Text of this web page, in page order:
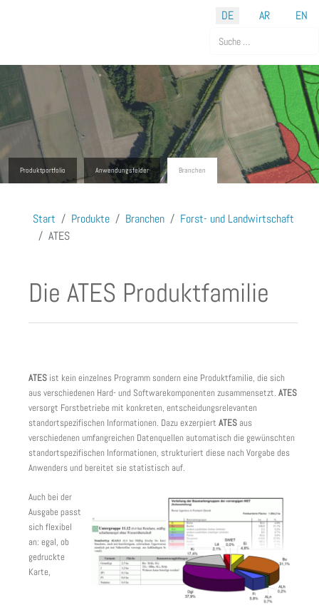
DE AR
EN
Produktportfolio Anwendungsfelder Branchen
Start Produkte Branchen
Forst- und Landwirtschaft
ATES
Die ATES Produktfamilie
ATES ist kein einzelnes Programm sondern eine Produktfamilie, die sich
aus verschiedenen Hard- und Softwarekomponenten zusammensetzt. ATES
versorgt Forstbetriebe mit konkreten, entscheidungsrelevanten
standortspezifischen Informationen. Dazu exzerpiert ATESaus
verschiedenen umfangreichen Datenquellen automatisch die gewünschten
standortspezifischen Informationen, strukturiert diese nach Vorgabe des
Anwenders und bereitet sie statistisch auf.
Auch bei der
Ausgabe passt
sich flexibel
an: egal, ob
gedruckte
Karte,